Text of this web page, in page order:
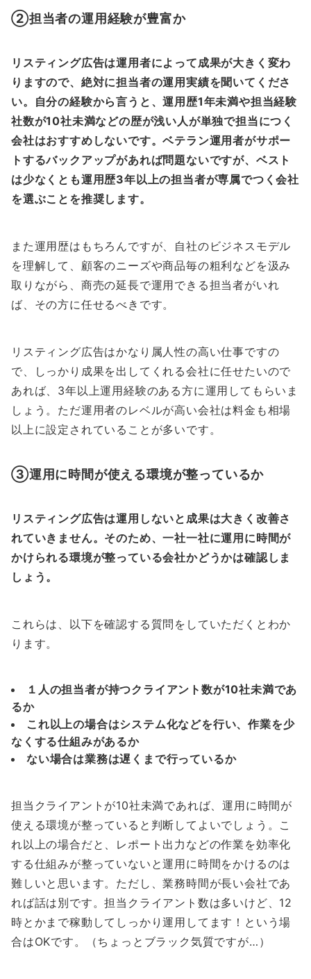
②担当者の運用経験が豊富か
リスティング広告は運用者によって成果が大きく変わ
りますので、絶対に担当者の運用実績を聞いてくださ
い。自分の経験から言うと、運用歴1年未満や担当経験
社数が10社未満などの歴が浅い人が単独で担当につく
会社はおすすめしないです。ベテラン運用者がサポー
トするバックアップがあれば問題ないですが、ベスト
は少なくとも運用歴3年以上の担当者が専属でつく会社
を選ぶことを推奨します。
また運用歴はもちろんですが、自社のビジネスモデル
を理解して、顧客のニーズや商品毎の粗利などを汲み
取りながら、商売の延長で運用できる担当者がいれ
ば、その方に任せるべきです。
リスティング広告はかなり属人性の高い仕事ですの
で、しっかり成果を出してくれる会社に任せたいので
あれば、3年以上運用経験のある方に運用してもらいま
しょう。ただ運用者のレベルが高い会社は料金も相場
以上に設定されていることが多いです。
③運用に時間が使える環境が整っているか
リスティング広告は運用しないと成果は大きく改善さ
れていきません。そのため、一社一社に運用に時間が
かけられる環境が整っている会社かどうかは確認しま
しょう。
これらは、以下を確認する質問をしていただくとわか
ります。
１人の担当者が持つクライアント数が10社未満であ
るか
これ以上の場合はシステム化などを行い、作業を少
なくする仕組みがあるか
ない場合は業務は遅くまで行っているか
担当クライアントが10社未満であれば、運用に時間が
使える環境が整っていると判断してよいでしょう。こ
れ以上の場合だと、レポート出力などの作業を効率化
する仕組みが整っていないと運用に時間をかけるのは
難しいと思います。ただし、業務時間が長い会社であ
れば話は別です。担当クライアント数は多いけど、12
時とかまで稼動してしっかり運用してます！という場
合はOKです。（ちょっとブラック気質ですが…）